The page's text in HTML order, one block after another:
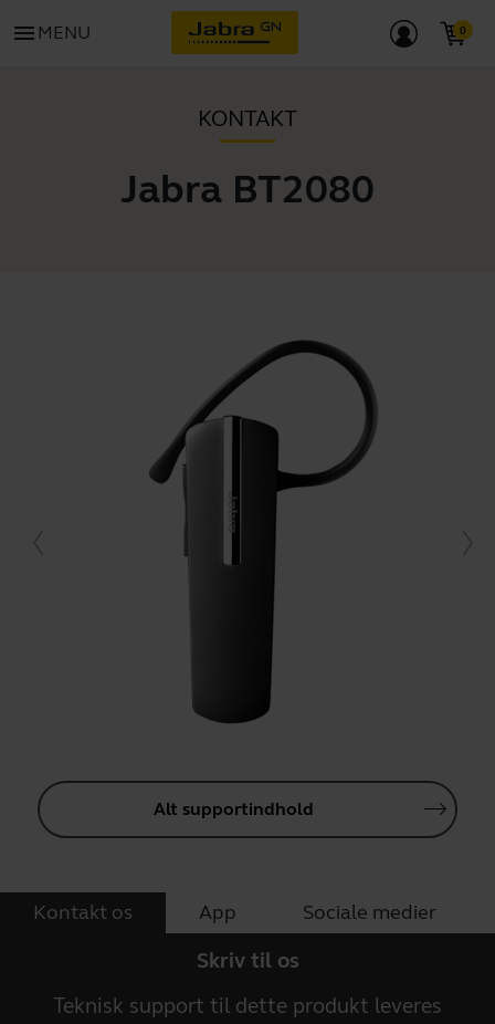
menu MENU
KONTAKT
Jabra BT2080
Alt supportindhold
Kontakt os App Sociale medier
Skriv til os
Teknisk support til dette produkt leveres